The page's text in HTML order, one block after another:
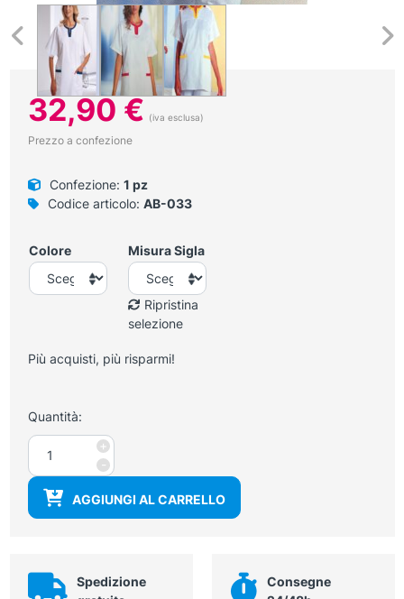
32,90€ (iva esclusa)
Prezzo a confezione
Confezione: 1 pz
Codice articolo: AB-033
Colore Misura Sigla
Ripristina
selezione
Più acquisti, più risparmi!
Quantità:
-
Casacca
donna
manica
corta
bianca
in
colore
+
AGGIUNGI AL CARRELLO
Spedizione
Consegne